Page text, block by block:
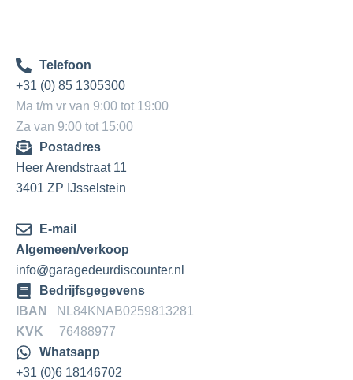
Telefoon
+31 (0) 85 1305300
Ma t/m vr van 9:00 tot 19:00
Za van 9:00 tot 15:00
Postadres
Heer Arendstraat 11
3401 ZP IJsselstein
E-mail
Algemeen/verkoop
info@garagedeurdiscounter.nl
Bedrijfsgegevens
IBAN
NL84KNAB0259813281
KVK 76488977
Whatsapp
+31 (0)6 18146702